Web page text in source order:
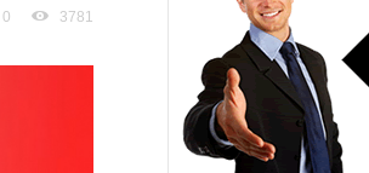
0 3781